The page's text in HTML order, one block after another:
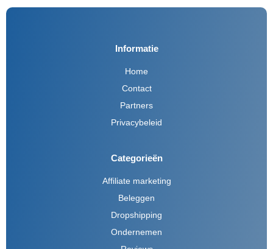
Informatie
Home
Contact
Partners
Privacybeleid
Categorieën
Affiliate marketing
Beleggen
Dropshipping
Ondernemen